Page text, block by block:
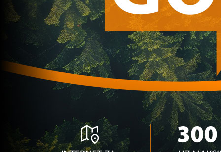
1 sedmica 5 dan
A Selekcija
Ovo niko nije očekivao: Nikola
Vasilj iznenadio izborom novog
kluba!
3 sedmica 6 dan
A Selekcija
Jovo Lukić ima novi klub: Trener
Cluja praktično potvrdio veliki
transfer!